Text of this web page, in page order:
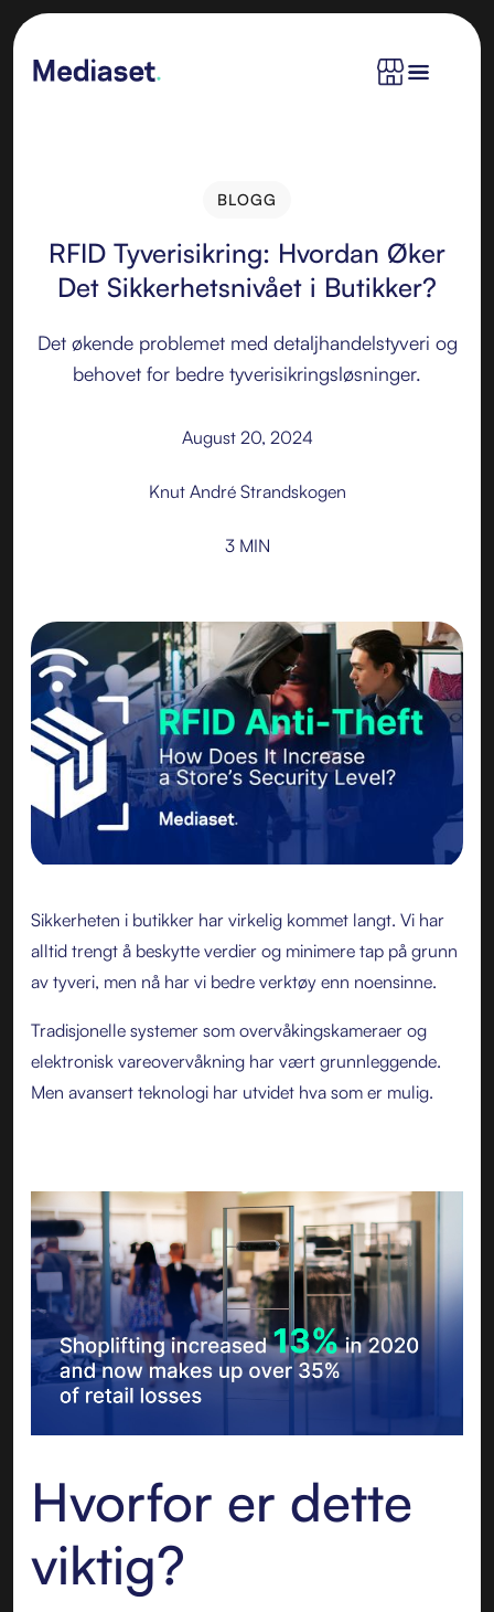
BLOGG
RFID Tyverisikring: Hvordan Øker
Det Sikkerhetsnivået i Butikker?
Det økende problemet med detaljhandelstyveri og
behovet for bedre tyverisikringsløsninger.
August 20, 2024
Knut André Strandskogen
3 MIN
Sikkerheten i butikker har virkelig kommet langt. Vi har
alltid trengt å beskytte verdier og minimere tap på grunn
av tyveri, men nå har vi bedre verktøy enn noensinne.
Tradisjonelle systemer som overvåkingskameraer og
elektronisk vareovervåkning har vært grunnleggende.
Men avansert teknologi har utvidet hva som er mulig.
Hvorfor er dette
viktig?